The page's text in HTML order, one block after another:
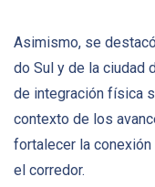
Asimismo, se
do Sul y de la ciudad
de integración física
contexto de los
fortalecer la
el corredor.